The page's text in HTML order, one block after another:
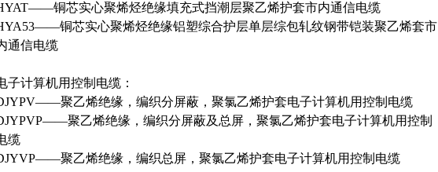
铜芯实心聚烯烃绝缘填充式挡潮层聚乙烯护套市内通信电缆
铜芯实心聚烯烃绝缘铝塑综合护层单层综包轧纹钢带铠装聚乙烯套市
通信电缆
子计算机用控制电缆：
聚乙烯绝缘，编织分屏蔽，聚氯乙烯护套电子计算机用控制电缆
聚乙烯绝缘，编织分屏蔽及总屏，聚氯乙烯护套电子计算机用控制
缆
聚乙烯绝缘，编织总屏，聚氯乙烯护套电子计算机用控制电缆